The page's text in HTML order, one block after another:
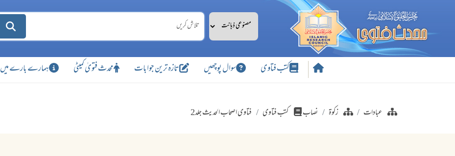
کتب فتاوی سوال پوچھیں تازہ ترین جوابات محدث فتویٰ کمیٹی ہمارے بارے میں
عبادات زکوۃ نصاب کتب فتاوی فتاوی اصحاب الحدیث جلد2